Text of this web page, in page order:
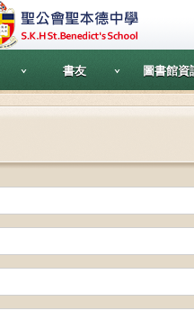
書友 圖書館資